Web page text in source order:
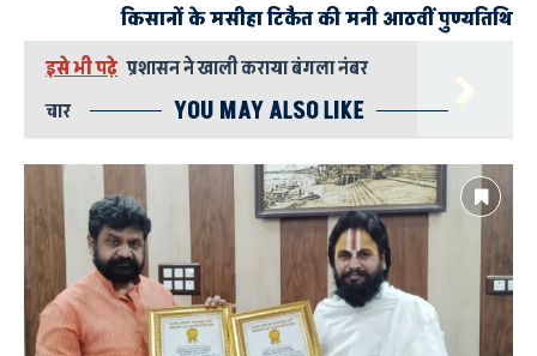
इसे भी पढ़े प्रशासन ने खाली कराया बंगला नंबर
चार
AYODHYA AND FAIZABAD सपा प्रदेश सचिव जयशंकर पाण्डेय गोरखपुर में करेंगे प्रचार
किसानों के मसीहा टिकैत की मनी आठवीं पुण्यतिथि
YOU MAY ALSO LIKE